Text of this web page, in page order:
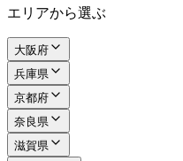
エリアから選ぶ
大阪府
兵庫県
京都府
奈良県
滋賀県